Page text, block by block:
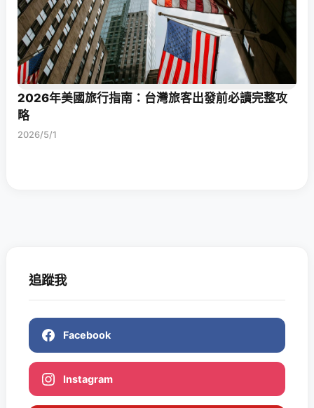
2026年美國旅行指南：台灣旅客出發前必讀完整攻
略
2026/5/1
追蹤我
Facebook
Instagram